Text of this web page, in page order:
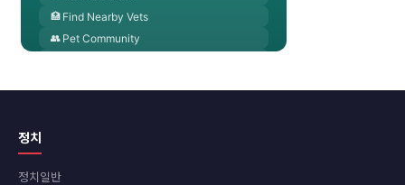
정치
정치일반